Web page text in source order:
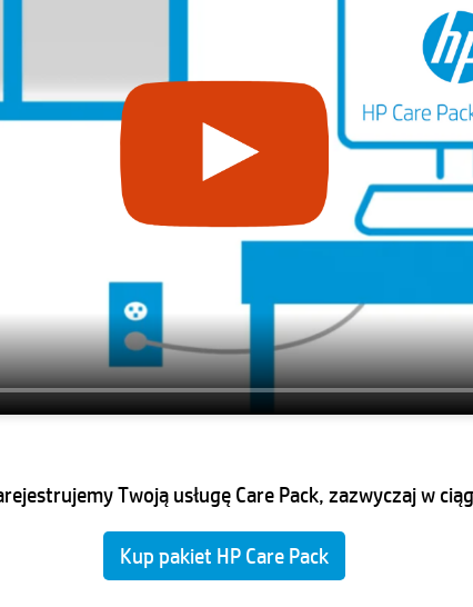
Twoją usługę Care Pack, zazwyczaj w
Kup pakiet HP Care Pack